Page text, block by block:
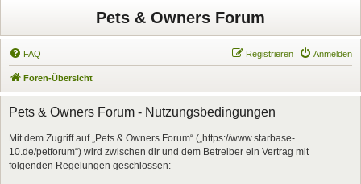
Pets & Owners Forum
FAQ Anmelden
Registrieren
Foren-Übersicht
Pets & Owners Forum - Nutzungsbedingungen
Mit dem Zugriff auf „Pets & Owners Forum“ („https://www.starbase-
10.de/petforum“) wird zwischen dir und dem Betreiber ein Vertrag mit
folgenden Regelungen geschlossen: